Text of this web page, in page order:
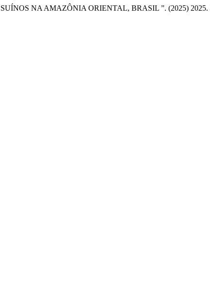
NA AMAZÔNIA ORIENTAL, BRASIL ”. (2025) 2025.